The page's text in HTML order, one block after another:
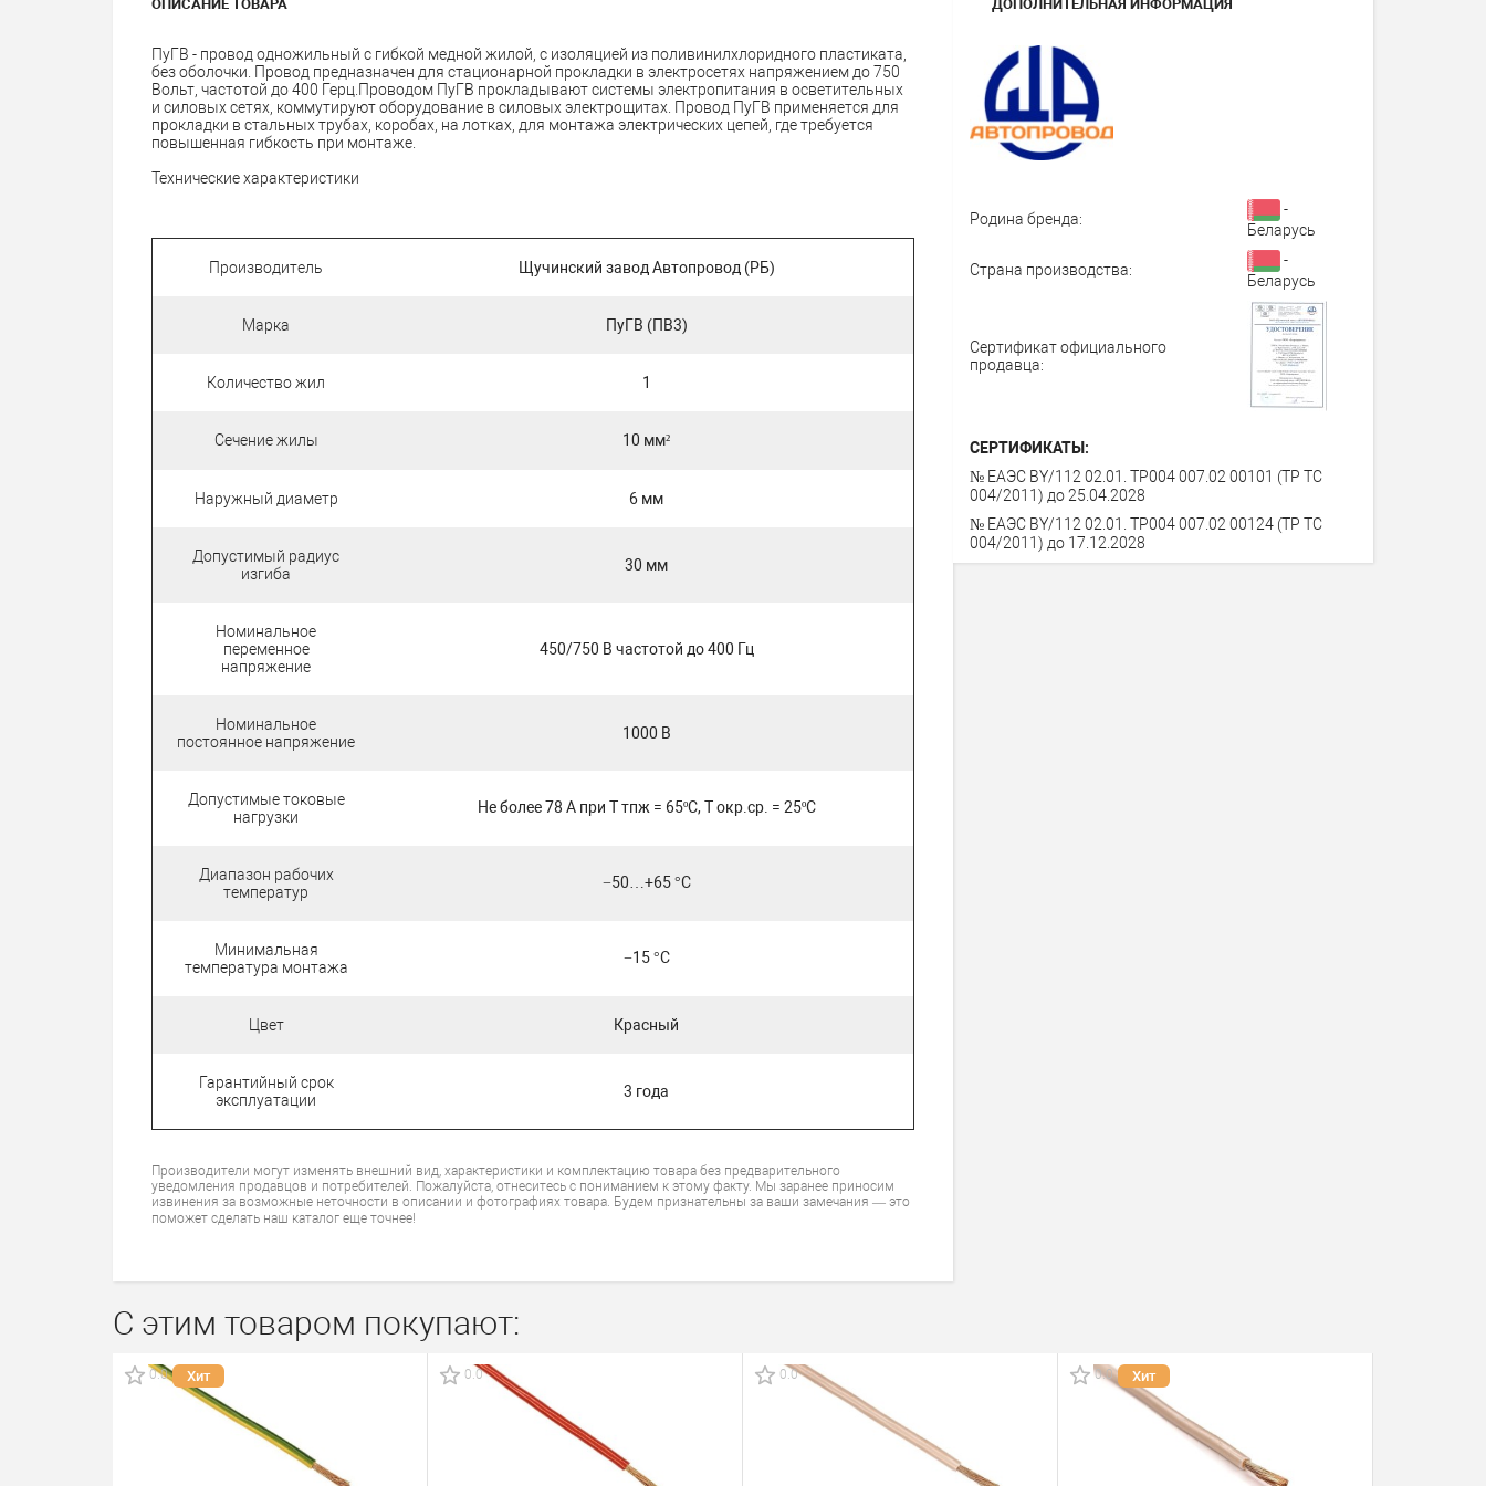
ОПИСАНИЕ ТОВАРА
ПуГВ - провод одножильный c гибкой медной жилой, с изоляцией из поливинилхлоридного пластиката,
без оболочки. Провод предназначен для стационарной прокладки в электросетях напряжением до 750
Вольт, частотой до 400 Герц.Проводом ПуГВ прокладывают системы электропитания в осветительных
и силовых сетях, коммутируют оборудование в силовых электрощитах. Провод ПуГВ применяется для
прокладки в стальных трубах, коробах, на лотках, для монтажа электрических цепей, где требуется
повышенная гибкость при монтаже.
Технические характеристики
Производитель Щучинский завод Автопровод (РБ)
Марка ПуГВ (ПВ3)
Количество жил 1
Сечение жилы 10 мм²
Наружный диаметр 6 мм
Допустимый радиус
изгиба
30 мм
Номинальное
переменное
напряжение
450/750 В частотой до 400 Гц
Номинальное
постоянное напряжение
1000 В
Допустимые токовые
нагрузки
Не более 78 А при Т тпж = 65ºС, Т окр.ср. = 25ºС
Диапазон рабочих
температур
−50…+65 °C
Минимальная
температура монтажа
−15 °C
Цвет Красный
Гарантийный срок
эксплуатации
3 года
Производители могут изменять внешний вид, характеристики и комплектацию товара без предварительного
уведомления продавцов и потребителей. Пожалуйста, отнеситесь с пониманием к этому факту. Мы заранее приносим
извинения за возможные неточности в описании и фотографиях товара. Будем признательны за ваши замечания — это
поможет сделать наш каталог еще точнее!
ДОПОЛНИТЕЛЬНАЯ ИНФОРМАЦИЯ
Родина бренда:
-
Беларусь
Страна производства:
-
Беларусь
Сертификат официального
продавца:
СЕРТИФИКАТЫ:
№ ЕАЭС BY/112 02.01. TP004 007.02 00101 (ТР ТС
004/2011) до 25.04.2028
№ ЕАЭС BY/112 02.01. TP004 007.02 00124 (ТР ТС
004/2011) до 17.12.2028
С этим товаром покупают:
0.0 Хит 0.0 0.0 0.0 Хит